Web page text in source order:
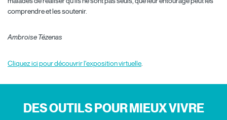
comprendre et les soutenir.
Ambroise Tézenas
Cliquez ici pour découvrir l'exposition virtuelle
DES OUTILS POUR MIEUX VIVRE